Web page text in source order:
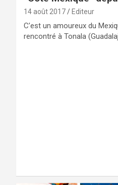
14 août 2017 Editeur
C’est un amoureux du
rencontré à Tonala